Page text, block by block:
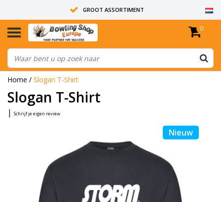
GROOT ASSORTIMENT
14 DAGEN RETOUR RECHT
ALLE BOWLINGBALLEN ZIJN ONGEBOORD
0
Home / Slogan T-Shirt
Slogan T-Shirt
| Schrijf je eigen review
Nieuw